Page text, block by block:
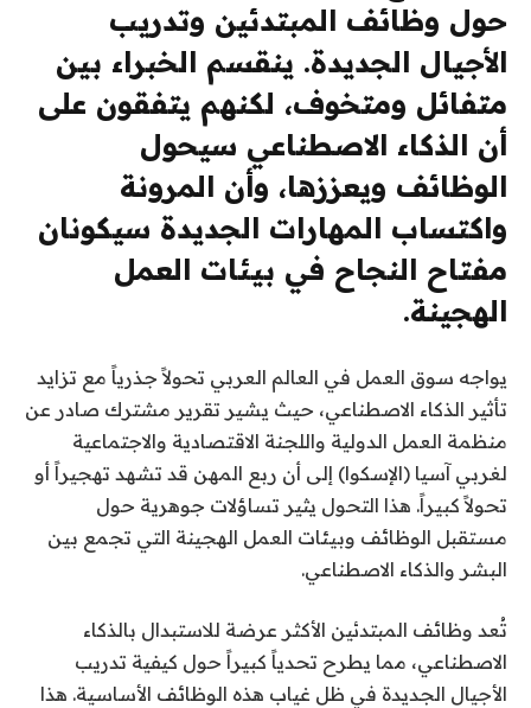
حول وظائف المبتدئين وتدريب
الأجيال الجديدة. ينقسم الخبراء بين
متفائل ومتخوف، لكنهم يتفقون على
أن الذكاء الاصطناعي سيحول
الوظائف ويعززها، وأن المرونة
واكتساب المهارات الجديدة سيكونان
مفتاح النجاح في بيئات العمل
الهجينة.
يواجه سوق العمل في العالم العربي تحولاً جذرياً مع تزايد
تأثير الذكاء الاصطناعي، حيث يشير تقرير مشترك صادر عن
منظمة العمل الدولية واللجنة الاقتصادية والاجتماعية
لغربي آسيا (الإسكوا) إلى أن ربع المهن قد تشهد تهجيراً أو
تحولاً كبيراً. هذا التحول يثير تساؤلات جوهرية حول
مستقبل الوظائف وبيئات العمل الهجينة التي تجمع بين
البشر والذكاء الاصطناعي.
تُعد وظائف المبتدئين الأكثر عرضة للاستبدال بالذكاء
الاصطناعي، مما يطرح تحدياً كبيراً حول كيفية تدريب
الأجيال الجديدة في ظل غياب هذه الوظائف الأساسية. هذا